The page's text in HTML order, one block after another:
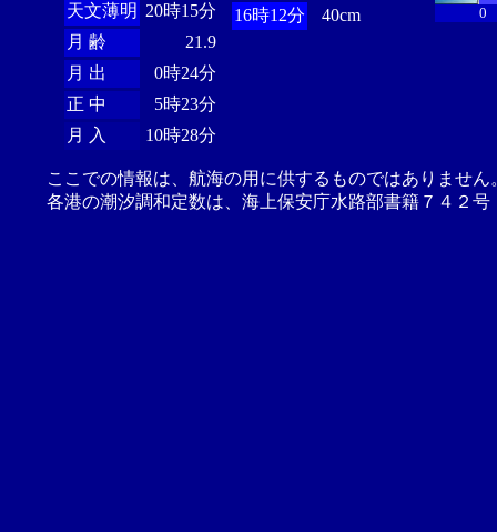
天文薄明 20時15分
月 齢
21.9
月 出
0時24分
正 中
5時23分
月 入
10時28分
16時12分
40cm 0
ここでの情報は、航海の用に供するものではありませ
各港の潮汐調和定数は、海上保安庁水路部書籍７４２